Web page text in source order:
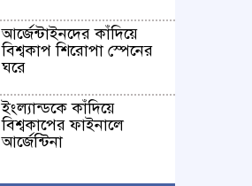
আর্জেন্টাইনদের কাঁদিয়ে
বিশ্বকাপ শিরোপা স্পেনের
ঘরে
ইংল্যান্ডকে কাঁদিয়ে
বিশ্বকাপের ফাইনালে
আর্জেন্টিনা